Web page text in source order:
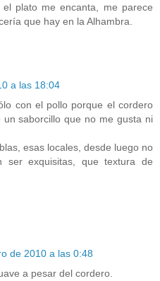
plato me encanta, me parece
que hay en la Alhambra.
a las 18:04
con el pollo porque el cordero
saborcillo que no me gusta ni
esas locales, desde luego no
ser exquisitas, que textura de
de 2010 a las 0:48
a pesar del cordero.